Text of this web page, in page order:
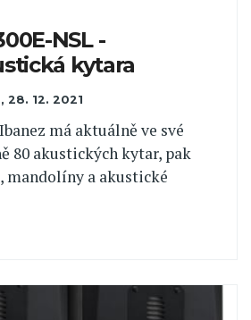
NSL -
kytara
, 28. 12. 2021
má aktuálně ve své
80 akustických kytar, pak
mandolíny a akustické